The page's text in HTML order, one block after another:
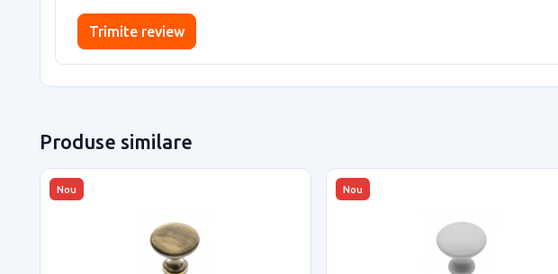
Trimite review
Produse similare
Nou Nou